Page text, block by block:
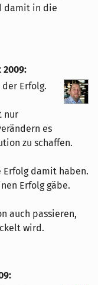
damit in die
2009:
Erfolg.
nur
es
zu schaffen.
Erfolg damit haben.
Erfolg gäbe.
auch passieren,
wird.
: